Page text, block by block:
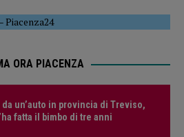
Piacenza24
ORA PIACENZA
un’auto in provincia di Treviso,
fatta il bimbo di tre anni